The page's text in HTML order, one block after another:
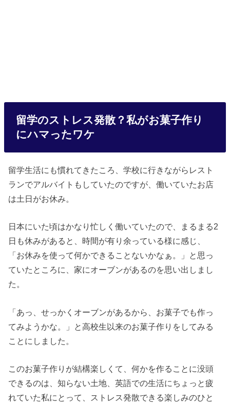
留学のストレス発散？私がお菓子作り
にハマったワケ
留学生活にも慣れてきたころ、学校に行きながらレスト
ランでアルバイトもしていたのですが、働いていたお店
は土日がお休み。
日本にいた頃はかなり忙しく働いていたので、まるまる2
日も休みがあると、時間が有り余っている様に感じ、
「お休みを使って何かできることないかなぁ。」と思っ
ていたところに、家にオーブンがあるのを思い出しまし
た。
「あっ、せっかくオーブンがあるから、お菓子でも作っ
てみようかな。」と高校生以来のお菓子作りをしてみる
ことにしました。
このお菓子作りが結構楽しくて、何かを作ることに没頭
できるのは、知らない土地、英語での生活にちょっと疲
れていた私にとって、ストレス発散できる楽しみのひと